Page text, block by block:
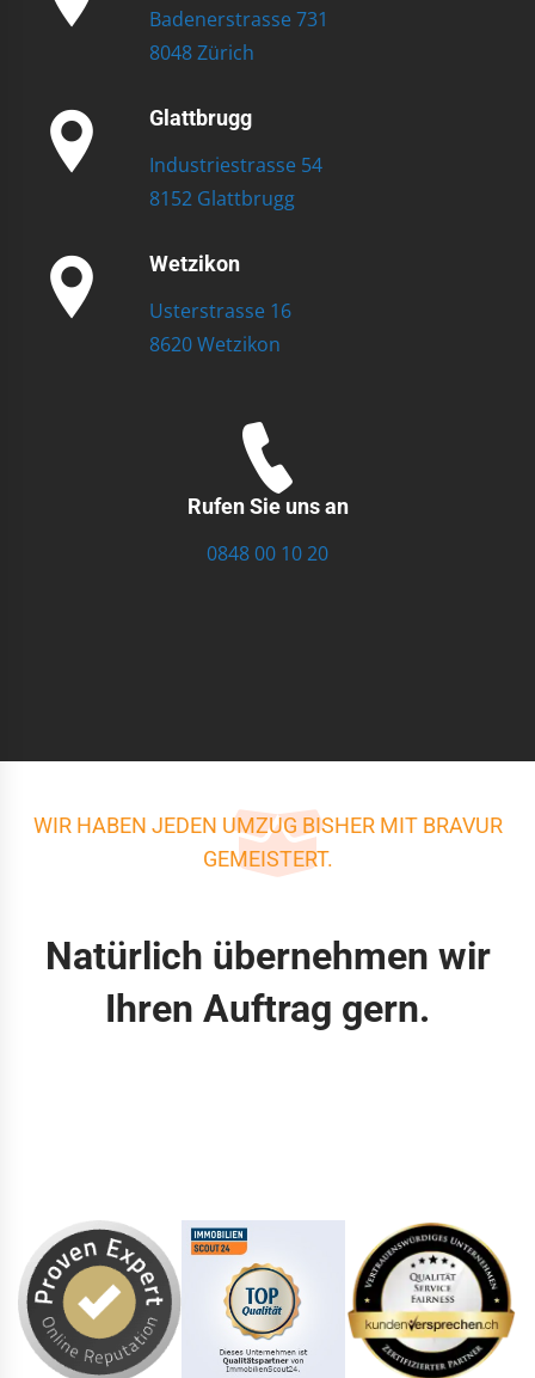
Badenerstrasse 731
8048 Zürich
Glattbrugg
Industriestrasse 54
8152 Glattbrugg
Wetzikon
Usterstrasse 16
8620 Wetzikon
Rufen Sie uns an
0848 00 10 20
WIR HABEN JEDEN UMZUG BISHER MIT BRAVUR
GEMEISTERT.
Natürlich übernehmen wir
Ihren Auftrag gern.